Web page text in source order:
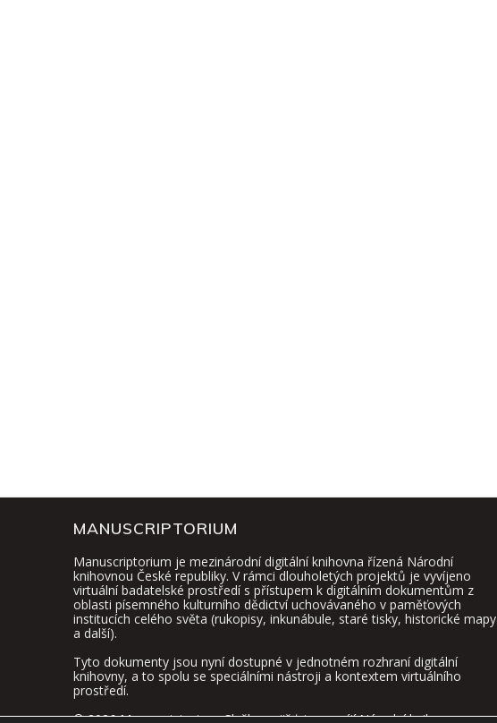
MANUSCRIPTORIUM
Manuscriptorium je mezinárodní digitální knihovna řízená Národní
knihovnou České republiky. V rámci dlouholetých projektů je vyvíjeno
virtuální badatelské prostředí s přístupem k digitálním dokumentům z
oblasti písemného kulturního dědictví uchovávaného v paměťových
institucích celého světa (rukopisy, inkunábule, staré tisky, historické mapy
a další).
Tyto dokumenty jsou nyní dostupné v jednotném rozhraní digitální
knihovny, a to spolu se speciálními nástroji a kontextem virtuálního
prostředí.
© 2026 Manuscriptorium. Službu zajišťuje a vyvíjíNárodní knihovna